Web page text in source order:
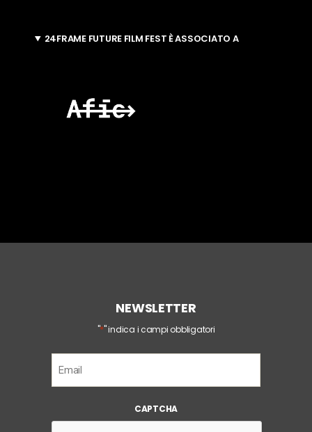
24FRAME FUTURE FILM FEST È ASSOCIATO A
NEWSLETTER
"*" indica i campi obbligatori
a
l
*
CAPTCHA